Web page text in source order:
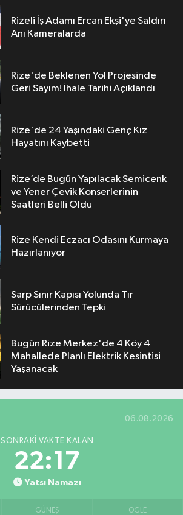
Rizeli İş Adamı Ercan Ekşi'ye Saldırı
Anı Kameralarda
Rize'de Beklenen Yol Projesinde
Geri Sayım! İhale Tarihi Açıklandı
Rize'de 24 Yaşındaki Genç Kız
Hayatını Kaybetti
Rize’de Bugün Yapılacak Semicenk
ve Yener Çevik Konserlerinin
Saatleri Belli Oldu
Rize Kendi Eczacı Odasını Kurmaya
Hazırlanıyor
Sarp Sınır Kapısı Yolunda Tır
Sürücülerinden Tepki
Bugün Rize Merkez'de 4 Köy 4
Mahallede Planlı Elektrik Kesintisi
Yaşanacak
06.08.2026
SONRAKI VAKTE KALAN
22:16
Yatsı Namazı
GÜNEŞ ÖĞLE